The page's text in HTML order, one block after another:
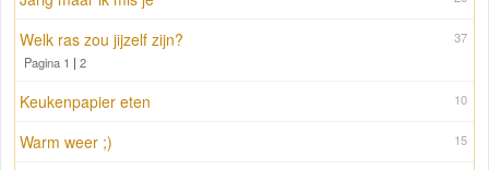
37
Welk ras zou jijzelf zijn?
Pagina 1 | 2
10
Keukenpapier eten
15
Warm weer ;)